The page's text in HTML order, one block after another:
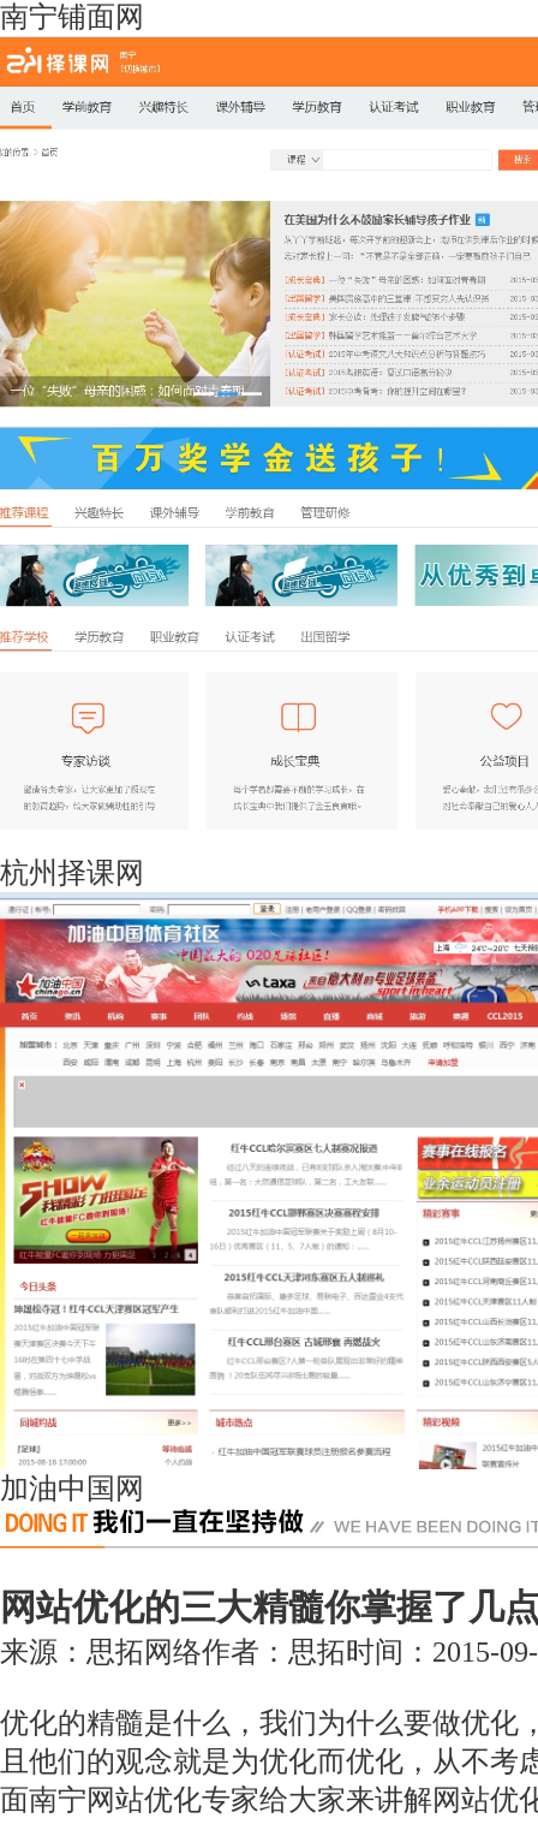
南宁铺面网
杭州择课网
加油中国网
网站优化的三大精髓你掌握了几
来源：思拓网络作者：思拓时间：2015-
优化的精髓是什么，我们为什么要做优化
且他们的观念就是为优化而优化，从不
面南宁网站优化专家给大家来讲解网站优